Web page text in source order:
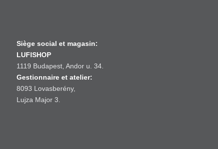
Siège social et magasin:
LUFISHOP
1119 Budapest, Andor u. 34.
Gestionnaire et atelier:
8093 Lovasberény,
Lujza Major 3.